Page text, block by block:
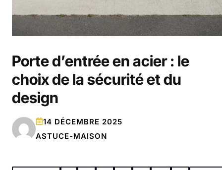
Porte d’entrée en acier : le
choix de la sécurité et du
design
14 DÉCEMBRE 2025
ASTUCE-MAISON